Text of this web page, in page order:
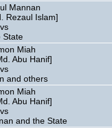
Mannan
Rezaul Islam]
vs
State
Miah
Abu Hanif]
vs
and others
Miah
Abu Hanif]
vs
and the State